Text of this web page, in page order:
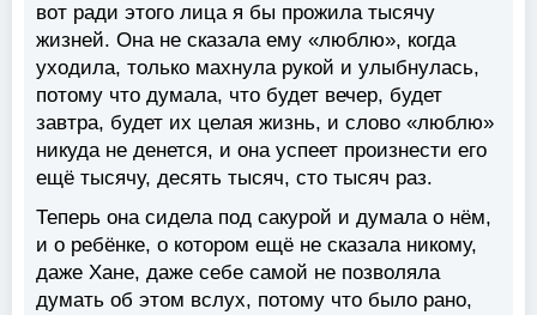
вот ради этого лица я бы прожила тысячу
жизней. Она не сказала ему «люблю», когда
уходила, только махнула рукой и улыбнулась,
потому что думала, что будет вечер, будет
завтра, будет их целая жизнь, и слово «люблю»
никуда не денется, и она успеет произнести его
ещё тысячу, десять тысяч, сто тысяч раз.
Теперь она сидела под сакурой и думала о нём,
и о ребёнке, о котором ещё не сказала никому,
даже Хане, даже себе самой не позволяла
думать об этом вслух, потому что было рано,